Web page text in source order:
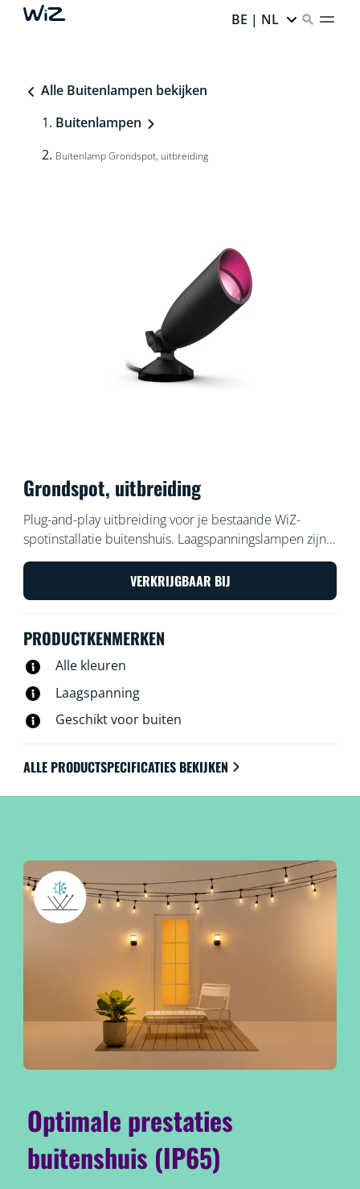
BE | NL
Alle Buitenlampen bekijken
Buitenlampen
Buitenlamp Grondspot, uitbreiding
Grondspot, uitbreiding
Plug-and-play uitbreiding voor je bestaande WiZ-
spotinstallatie buitenshuis. Laagspanningslampen zijn
eenvoudig en veilig te installeren. Te plaatsen en
verplaatsen waar je maar wilt, zonder aanvullende
bekabeling. Met je bestaande wifi kun je de lampen
VERKRIJGBAAR BIJ
PRODUCTKENMERKEN
Alle kleuren
Laagspanning
Geschikt voor buiten
ALLE PRODUCTSPECIFICATIES BEKIJKEN
Optimale prestaties
buitenshuis (IP65)